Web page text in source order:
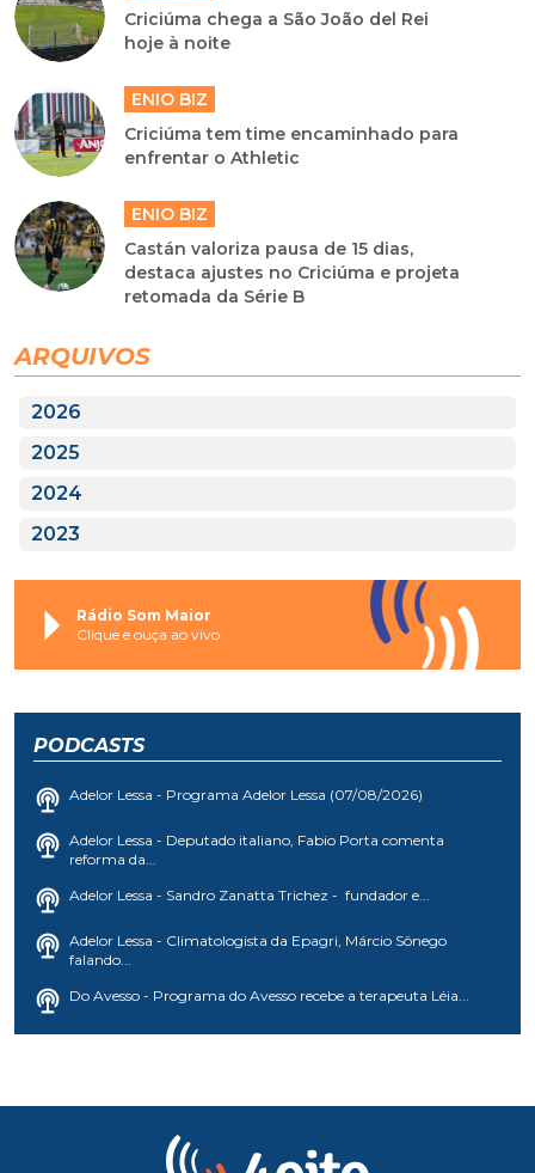
Criciúma chega a São João del Rei
hoje à noite
ENIO BIZ
Criciúma tem time encaminhado para
enfrentar o Athletic
ENIO BIZ
Castán valoriza pausa de 15 dias,
destaca ajustes no Criciúma e projeta
retomada da Série B
ARQUIVOS
2026
2025
2024
2023
Rádio Som Maior
Clique e ouça ao vivo
PODCASTS
Adelor Lessa - Programa Adelor Lessa (07/08/2026)
Adelor Lessa - Deputado italiano, Fabio Porta comenta
reforma da...
Adelor Lessa - Sandro Zanatta Trichez - fundador e...
Adelor Lessa - Climatologista da Epagri, Márcio Sônego
falando...
Do Avesso - Programa do Avesso recebe a terapeuta Léia...